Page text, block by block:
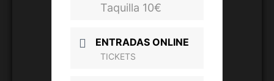
Taquilla 10€
ENTRADAS ONLINE
TICKETS